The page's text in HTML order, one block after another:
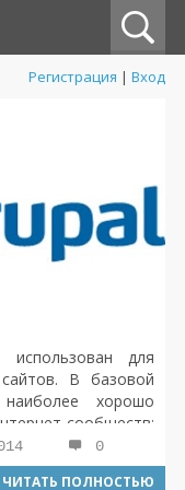
Регистрация | Вход
для
В базовой
хорошо
сообществ:
и
где основная
0
ЧИТАТЬ ПОЛНОСТЬЮ